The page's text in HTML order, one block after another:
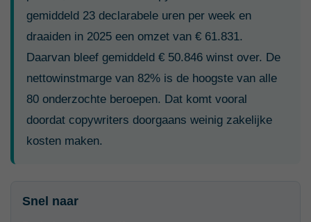
gemiddeld 23 declarabele uren per week en
draaiden in 2025 een omzet van € 61.831.
Daarvan bleef gemiddeld € 50.846 winst over. De
nettowinstmarge van 82% is de hoogste van alle
80 onderzochte beroepen. Dat komt vooral
doordat copywriters doorgaans weinig zakelijke
kosten maken.
Snel naar